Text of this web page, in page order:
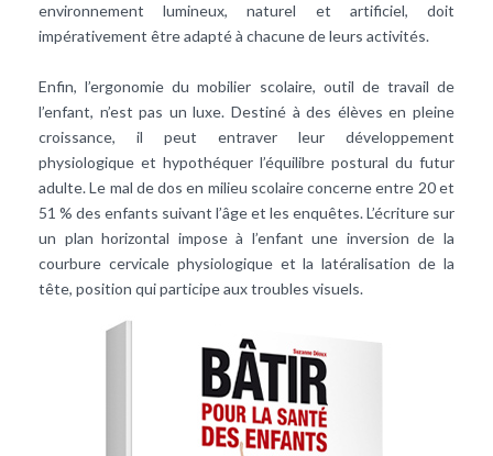
environnement lumineux, naturel et artificiel, doit
impérativement être adapté à chacune de leurs activités.
Enfin, l’ergonomie du mobilier scolaire, outil de travail de
l’enfant, n’est pas un luxe. Destiné à des élèves en pleine
croissance, il peut entraver leur développement
physiologique et hypothéquer l’équilibre postural du futur
adulte. Le mal de dos en milieu scolaire concerne entre 20 et
51 % des enfants suivant l’âge et les enquêtes. L’écriture sur
un plan horizontal impose à l’enfant une inversion de la
courbure cervicale physiologique et la latéralisation de la
tête, position qui participe aux troubles visuels.